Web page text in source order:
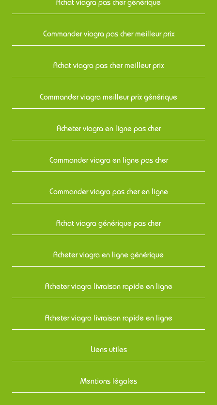
Achat viagra pas cher générique
Commander viagra pas cher meilleur prix
Achat viagra pas cher meilleur prix
Commander viagra meilleur prix générique
Acheter viagra en ligne pas cher
Commander viagra en ligne pas cher
Commander viagra pas cher en ligne
Achat viagra générique pas cher
Acheter viagra en ligne générique
Acheter viagra livraison rapide en ligne
Acheter viagra livraison rapide en ligne
Liens utiles
Mentions légales